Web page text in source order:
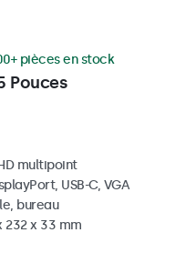
Pouces
pièces en stock
multipoint
USB-C, VGA
bureau
232 x 33 mm